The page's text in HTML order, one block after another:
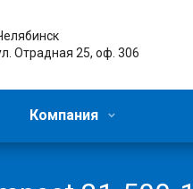
Отрадная 25, оф. 306
Компания